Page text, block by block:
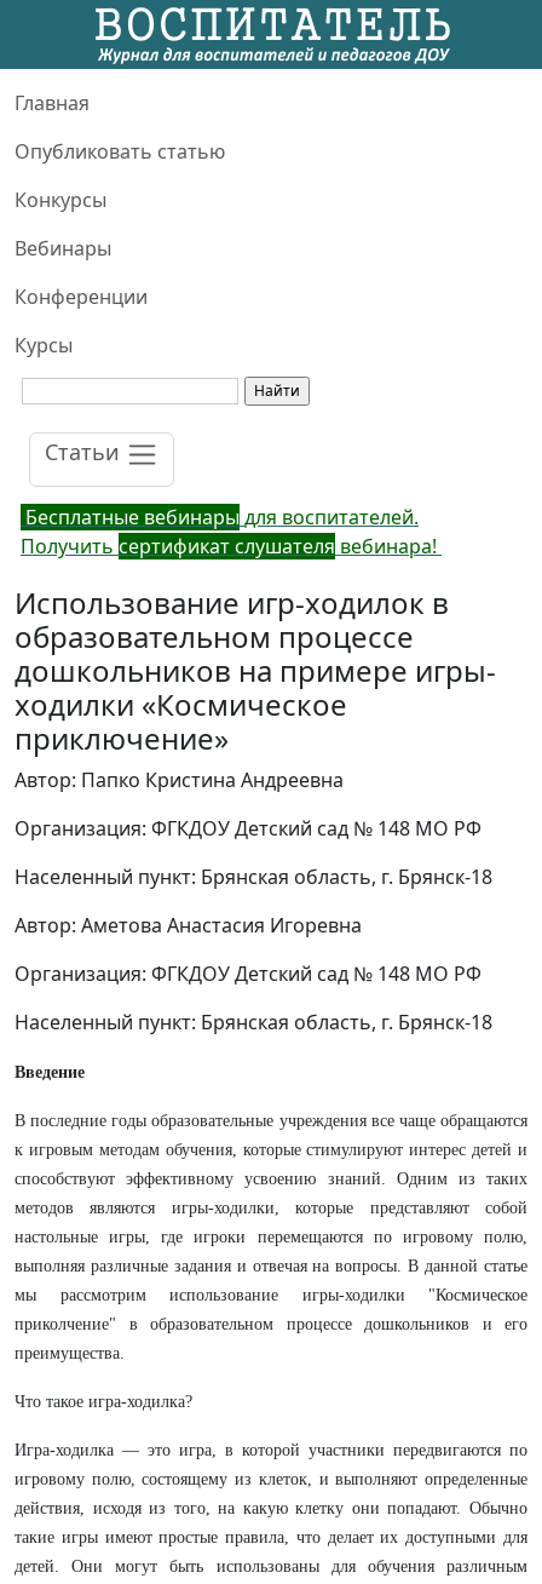
Главная
Опубликовать статью
Конкурсы
Вебинары
Конференции
Курсы
Статьи
Бесплатные вебинарыдля воспитателей.
Получить сертификат слушателя вебинара!
Использование игр-ходилок в
образовательном процессе
дошкольников на примере игры-
ходилки «Космическое
приключение»
Автор: Папко Кристина Андреевна
Организация: ФГКДОУ Детский сад № 148 МО РФ
Населенный пункт: Брянская область, г. Брянск-18
Автор: Аметова Анастасия Игоревна
Организация: ФГКДОУ Детский сад № 148 МО РФ
Населенный пункт: Брянская область, г. Брянск-18
Введение
В последние годы образовательные учреждения все чаще обращаются
к игровым методам обучения, которые стимулируют интерес детей и
способствуют эффективному усвоению знаний. Одним из таких
методов являются игры-ходилки, которые представляют собой
настольные игры, где игроки перемещаются по игровому полю,
выполняя различные задания и отвечая на вопросы. В данной статье
мы рассмотрим использование игры-ходилки "Космическое
приколчение" в образовательном процессе дошкольников и его
преимущества.
Что такое игра-ходилка?
Игра-ходилка — это игра, в которой участники передвигаются по
игровому полю, состоящему из клеток, и выполняют определенные
действия, исходя из того, на какую клетку они попадают. Обычно
такие игры имеют простые правила, что делает их доступными для
детей. Они могут быть использованы для обучения различным